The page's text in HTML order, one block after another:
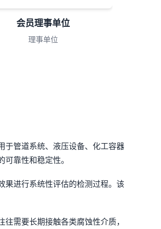
会员理事单位
理事单位
于管道系统、液压设备、化工容器
靠性和稳定性。
果进行系统性评估的检测过程。该
需要长期接触各类腐蚀性介质，